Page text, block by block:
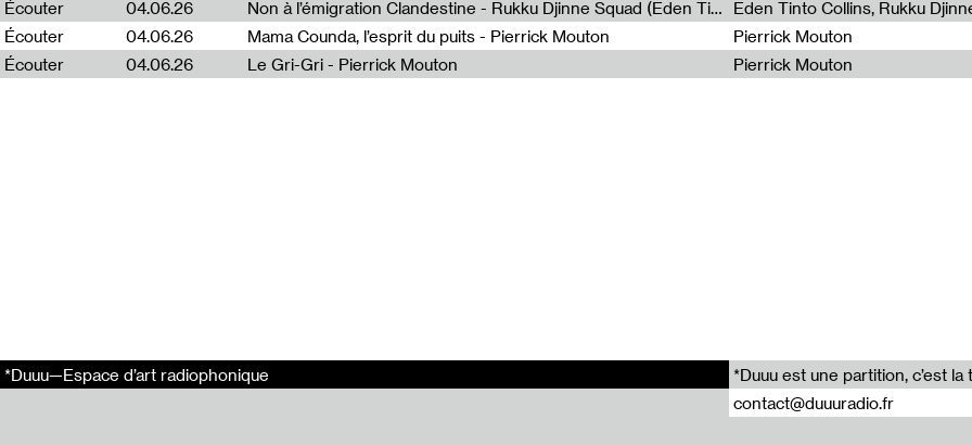
Emission enregistrée le 21 septembre 2024 au studio *Duuu par Morgane
Arthur Bécart.
Ce projet s’inscrit dans le cadre de la Saison de la Lituanie en France 2024.
Ce projet a été partiellement financé par l’Institut de la Culture Lituanienne et
Radio Vilnius
Écouter
04.06.26 Non à l’émigration Clandestine - Rukku Djinne Squad (Eden Tinto Collins) Eden Tinto Collins, Rukku
Écouter
04.06.26 Mama Counda, l’esprit du puits - Pierrick Mouton Pierrick Mouton
Écouter
04.06.26 Le Gri-Gri - Pierrick Mouton Pierrick Mouton
*Duuu—Espace d’art radiophonique
*Duuu est une partition, c’est
contact@duuuradio.fr